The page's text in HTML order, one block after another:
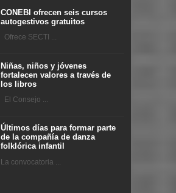
CONEBI ofrecen seis cursos
autogestivos gratuitos
Ofrece SECTI ...
Niñas, niños y jóvenes
fortalecen valores a través de
los libros
El Consejo ...
Últimos días para formar parte
de la compañía de danza
folklórica infantil
La convocatoria ...